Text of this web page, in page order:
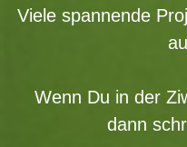
Viele spannende
Wenn Du in der
dann